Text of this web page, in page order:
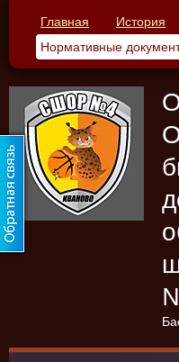
Главная История
Нормативные